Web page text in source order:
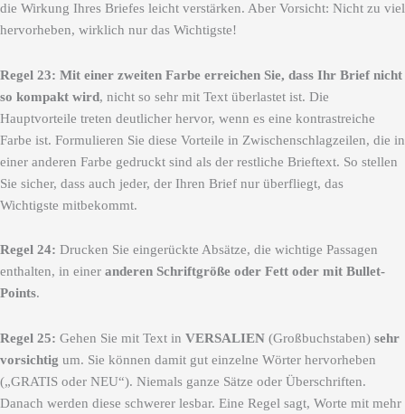
die Wirkung Ihres Briefes leicht verstärken. Aber Vorsicht: Nicht zu viel
hervorheben, wirklich nur das Wichtigste!
Regel 23: Mit einer zweiten Farbe erreichen Sie, dass Ihr Brief nicht
so kompakt wird, nicht so sehr mit Text überlastet ist. Die
Hauptvorteile treten deutlicher hervor, wenn es eine kontrastreiche
Farbe ist. Formulieren Sie diese Vorteile in Zwischenschlagzeilen, die in
einer anderen Farbe gedruckt sind als der restliche Brieftext. So stellen
Sie sicher, dass auch jeder, der Ihren Brief nur überfliegt, das
Wichtigste mitbekommt.
Regel 24: Drucken Sie eingerückte Absätze, die wichtige Passagen
enthalten, in einer anderen Schriftgröße oder Fett oder mit Bullet-
Points.
Regel 25: Gehen Sie mit Text in VERSALIEN (Großbuchstaben) sehr
vorsichtig um. Sie können damit gut einzelne Wörter hervorheben
(„GRATIS oder NEU“). Niemals ganze Sätze oder Überschriften.
Danach werden diese schwerer lesbar. Eine Regel sagt, Worte mit mehr